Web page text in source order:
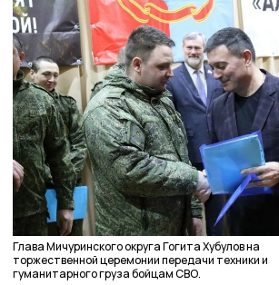
Глава Мичуринского округа Гогита Хубулов на
торжественной церемонии передачи техники и
гуманитарного груза бойцам СВО.